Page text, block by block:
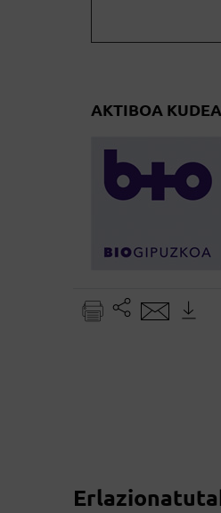
AKTIBOA